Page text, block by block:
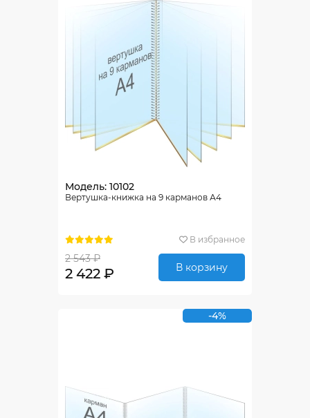
Модель: 10102
Вертушка-книжка на 9 карманов А4
В избранное
2 543 ₽
2 422 ₽ В корзину
-4%